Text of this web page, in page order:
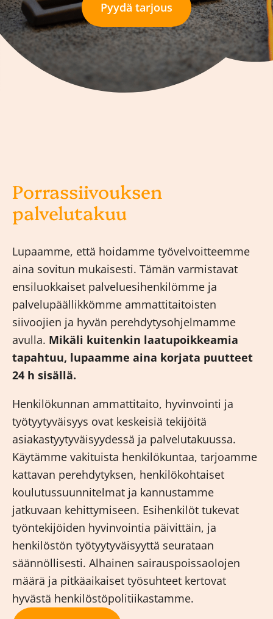
Pyydä tarjous
Porrassiivouksen
palvelutakuu
Lupaamme, että hoidamme työvelvoitteemme
aina sovitun mukaisesti. Tämän varmistavat
ensiluokkaiset palveluesihenkilömme ja
palvelupäällikkömme ammattitaitoisten
siivoojien ja hyvän perehdytysohjelmamme
avulla. Mikäli kuitenkin laatupoikkeamia
tapahtuu, lupaamme aina korjata puutteet
24 h sisällä.
Henkilökunnan ammattitaito, hyvinvointi ja
työtyytyväisyys ovat keskeisiä tekijöitä
asiakastyytyväisyydessä ja palvelutakuussa.
Käytämme vakituista henkilökuntaa, tarjoamme
kattavan perehdytyksen, henkilökohtaiset
koulutussuunnitelmat ja kannustamme
jatkuvaan kehittymiseen. Esihenkilöt tukevat
työntekijöiden hyvinvointia päivittäin, ja
henkilöstön työtyytyväisyyttä seurataan
säännöllisesti. Alhainen sairauspoissaolojen
määrä ja pitkäaikaiset työsuhteet kertovat
hyvästä henkilöstöpolitiikastamme.